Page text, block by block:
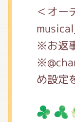
＜オー
※お返
め設定